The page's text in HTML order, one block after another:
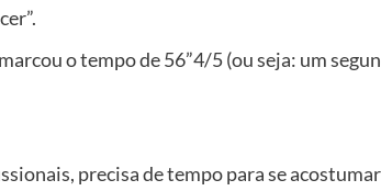
o tempo de 56”4/5 (ou seja: um
precisa de tempo para se